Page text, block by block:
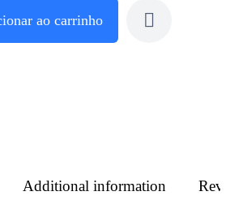
ao carrinho
Additional information